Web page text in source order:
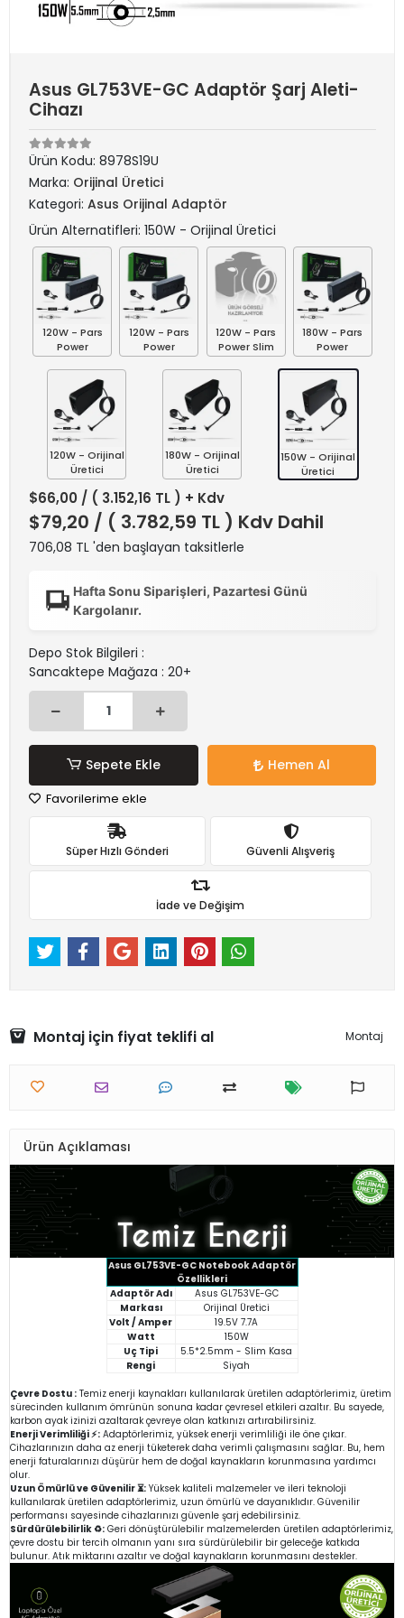
Asus GL753VE-GC Adaptör Şarj Aleti-
Cihazı
Ürün Kodu: 8978S19U
Marka: Orijinal Üretici
Kategori: Asus Orijinal Adaptör
Ürün Alternatifleri: 150W - Orijinal Üretici
120W - Pars
Power
120W - Pars
Power
120W - Pars
Power Slim
180W - Pars
Power
120W - Orijinal
Üretici
180W - Orijinal
Üretici
150W - Orijinal
Üretici
$66,00 / ( 3.152,16 TL ) + Kdv
$79,20 / ( 3.782,59 TL ) Kdv Dahil
706,08 TL 'den başlayan taksitlerle
Hafta Sonu Siparişleri, Pazartesi Günü
Kargolanır.
Depo Stok Bilgileri :
Sancaktepe Mağaza : 20+
Sepete Ekle Hemen Al
Favorilerime ekle
Süper Hızlı Gönderi Güvenli Alışveriş
İade ve Değişim
Montaj için fiyat teklifi al Montaj
Ürün Açıklaması
Asus GL753VE-GC Notebook Adaptör
Özellikleri
Adaptör Adı
Asus GL753VE-GC
Markası
Orijinal Üretici
Volt / Amper
19.5V 7.7A
Watt
150W
Uç Tipi
5.5*2.5mm - Slim Kasa
Rengi
Siyah
Çevre Dostu : Temiz enerji kaynakları kullanılarak üretilen adaptörlerimiz, üretim
sürecinden kullanım ömrünün sonuna kadar çevresel etkileri azaltır. Bu sayede,
karbon ayak izinizi azaltarak çevreye olan katkınızı artırabilirsiniz.
Enerji Verimliliği ⚡: Adaptörlerimiz, yüksek enerji verimliliği ile öne çıkar.
Cihazlarınızın daha az enerji tüketerek daha verimli çalışmasını sağlar. Bu, hem
enerji faturalarınızı düşürür hem de doğal kaynakların korunmasına yardımcı
olur.
Uzun Ömürlü ve Güvenilir ⏳: Yüksek kaliteli malzemeler ve ileri teknoloji
kullanılarak üretilen adaptörlerimiz, uzun ömürlü ve dayanıklıdır. Güvenilir
performansı sayesinde cihazlarınızı güvenle şarj edebilirsiniz.
Sürdürülebilirlik ♻️: Geri dönüştürülebilir malzemelerden üretilen adaptörlerimiz,
çevre dostu bir tercih olmanın yanı sıra sürdürülebilir bir geleceğe katkıda
bulunur. Atık miktarını azaltır ve doğal kaynakların korunmasını destekler.